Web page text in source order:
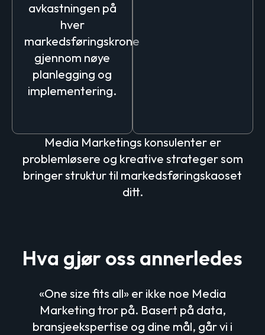
avkastningen på
hver
markedsføringskrone
gjennom nøye
planlegging og
implementering.
Media Marketings konsulenter er
problemløsere og kreative strateger som
bringer struktur til markedsføringskaoset
ditt.
Hva gjør oss annerledes
«One size fits all» er ikke noe Media
Marketing tror på. Basert på data,
bransjeekspertise og dine mål, går vi i